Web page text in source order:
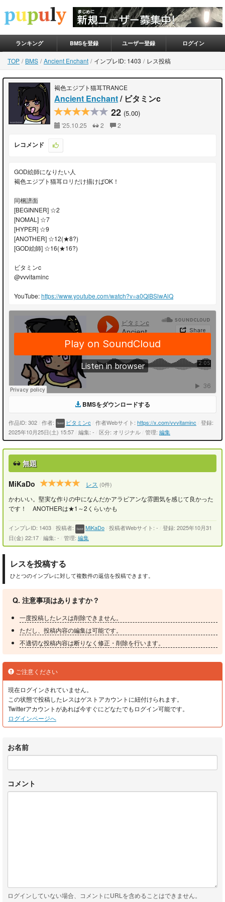
ランキング BMSを登録 ユーザー登録 ログイン
TOP BMS Ancient Enchant インプレID: 1403 レス投稿
褐色エジプト猫耳TRANCE
Ancient Enchant/ ビタミンc
22 (5.00)
'25.10.25 2 2
レコメンド
GOD絵師になりたい人
褐色エジプト猫耳ロリだけ描けばOK！
同梱譜面
[BEGINNER] ☆2
[NOMAL] ☆7
[HYPER] ☆9
[ANOTHER] ☆12(★8?)
[GOD絵師] ☆16(★16?)
ビタミンc
@vvvitaminc
YouTube:https://www.youtube.com/watch?v=a0QlBSlwAlQ
BMSをダウンロードする
作品ID: 302 作者: ビタミンc 作者Webサイト: https://x.com/vvvitaminc
登録:
2025年10月25日(土) 15:57 編集: - 区分: オリジナル 管理: 編集
無題
MiKaDo レス (0件)
かわいい。堅実な作りの中になんだかアラビアンな雰囲気を感じて良かった
です！ ANOTHERは★1～2くらいかも
インプレID: 1403 投稿者: MiKaDo 投稿者Webサイト: -
登録: 2025年10月31
日(金) 22:17 編集: - 管理: 編集
レスを投稿する
ひとつのインプレに対して複数件の返信を投稿できます。
Q. 注意事項はありますか？
一度投稿したレスは削除できません。
ただし、投稿内容の編集は可能です。
不適切な投稿内容は断りなく修正・削除を行います。
ご注意ください
現在ログインされていません。
この状態で投稿したレスはゲストアカウントに紐付けられます。
Twitterアカウントがあれば今すぐにどなたでもログイン可能です。
ログインページへ
お名前
コメント
ログインしていない場合、コメントにURLを含めることはできません。